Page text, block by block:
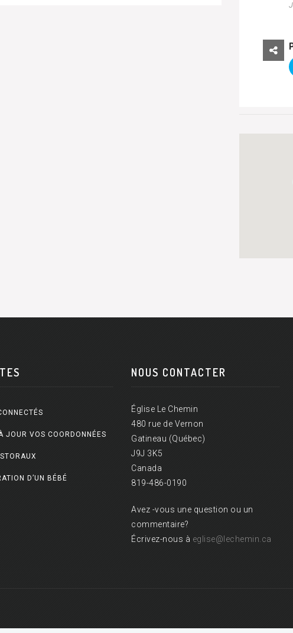
JOUR VOS COORDONNÉES
D’UN BÉBÉ
NOUS CONTACTER
Église Le Chemin
480 rue de Vernon
Gatineau (Québec)
J9J 3K5
Canada
819-486-0190
Avez -vous une question ou un
commentaire?
Écrivez-nous à eglise@lechemin.ca